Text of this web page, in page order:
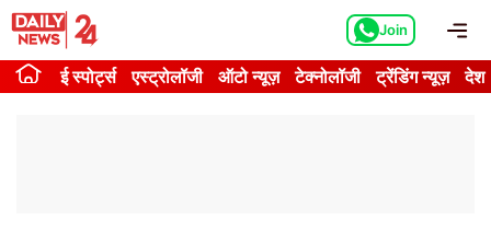
Skip
content
Join
ई स्पोर्ट्स एस्ट्रोलॉजी ऑटो न्यूज़ टेक्नोलॉजी ट्रेंडिंग न्यूज़ देश